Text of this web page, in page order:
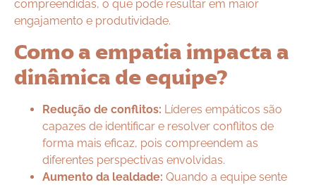
compreendidas, o que pode resultar em maior
engajamento e produtividade.
Como a empatia impacta a
dinâmica de equipe?
Redução de conflitos: Líderes empáticos são
capazes de identificar e resolver conflitos de
forma mais eficaz, pois compreendem as
diferentes perspectivas envolvidas.
Aumento da lealdade: Quando a equipe sente